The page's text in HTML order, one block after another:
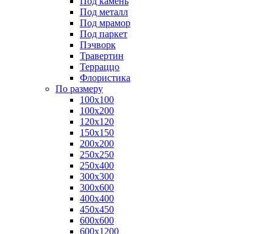
Под металл
Под мрамор
Под паркет
Пэчворк
Травертин
Терраццо
Флористика
По размеру
100х100
100х200
120х120
150х150
200х200
250х250
250х400
300х300
300х600
400х400
450х450
600х600
600х1200